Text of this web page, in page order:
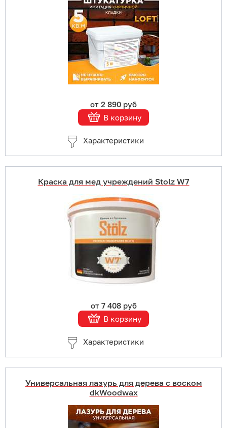
от 2 890 руб
В корзину
Характеристики
В корзину
Подробнее
Краска для мед учреждений Stolz W7
от 7 408 руб
В корзину
Характеристики
Купить в 1 клик
В корзину
Подробнее
Универсальная лазурь для дерева с воском
dkWoodwax
Купить в 1 клик
В корзину